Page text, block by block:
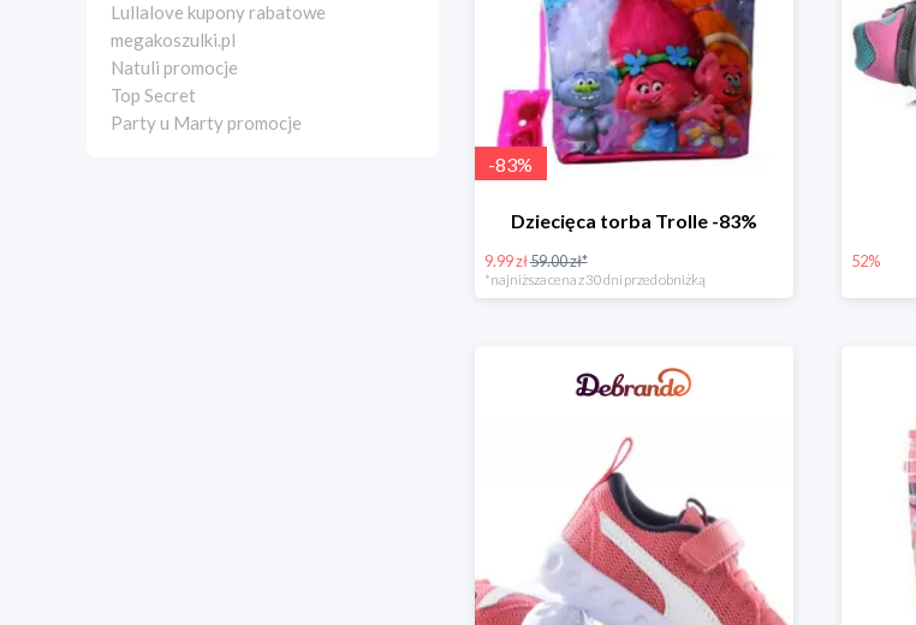
Lullalove kupony rabatowe
megakoszulki.pl
Natuli promocje
Top Secret
Party u Marty promocje
-83%
Dziecięca torba Trolle -83%
9.99 zł59.00 zł*
*najniższa cena z 30 dni przed obniżką
52%